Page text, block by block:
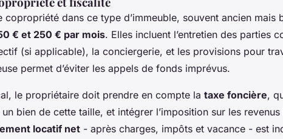
copropriété dans ce type d’immeuble, souvent ancien mais
€ et 250 € par mois. Elles incluent l’entretien des parties
(si applicable), la conciergerie, et les provisions pour
permet d’éviter les appels de fonds imprévus.
le propriétaire doit prendre en compte la taxe foncière,
bien de cette taille, et intégrer l’imposition sur les
locatif net - après charges, impôts et vacance - est